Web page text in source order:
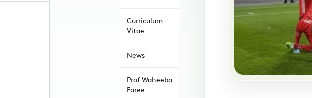
Curriculum
Vitae
News
Prof.Waheeba
Faree